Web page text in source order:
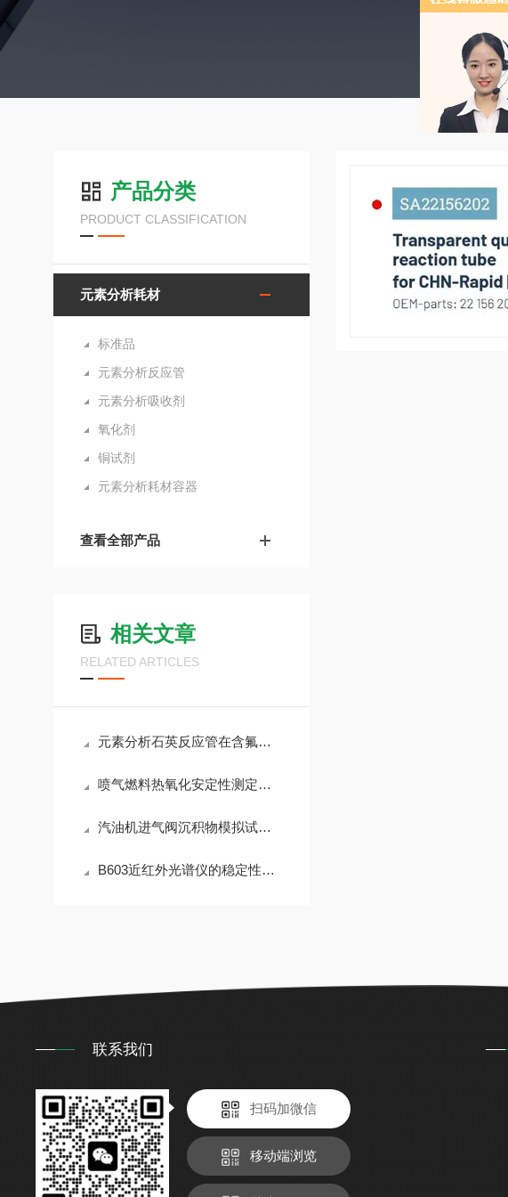
产品分类
PRODUCT CLASSIFICATION
元素分析耗材
标准品
元素分析反应管
元素分析吸收剂
氧化剂
铜试剂
元素分析耗材容器
查看全部产品
相关文章
RELATED ARTICLES
元素分析石英反应管在含氟样品分析中的腐蚀机理及防护措施
喷气燃料热氧化安定性测定仪的工作原理与性能研究
汽油机进气阀沉积物模拟试验机的核心加热与反应模块设计
B603近红外光谱仪的稳定性与重复性深度解析
联系我们
扫码加微信
移动端浏览